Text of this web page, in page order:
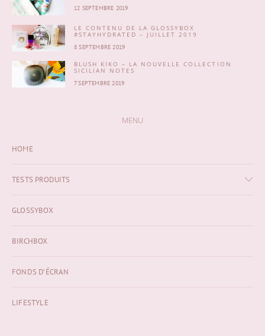
12 SEPTEMBRE 2019
LE CONTENU DE LA GLOSSYBOX
#STAYHYDRATED – JUILLET 2019
8 SEPTEMBRE 2019
BLUSH KIKO – LA NOUVELLE COLLECTION
SICILIAN NOTES
7 SEPTEMBRE 2019
MENU
HOME
TESTS PRODUITS
GLOSSYBOX
BIRCHBOX
FONDS D’ÉCRAN
LIFESTYLE